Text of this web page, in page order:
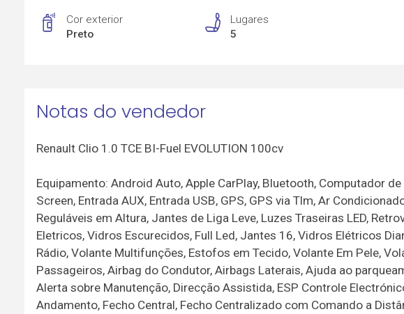
Cor exterior
Preto
Lugares
5
Notas do vendedor
Renault Clio 1.0 TCE BI-Fuel EVOLUTION 100cv
Equipamento: Android Auto, Apple CarPlay, Bluetooth, Computador
Screen, Entrada AUX, Entrada USB, GPS, GPS via Tlm, Ar
Reguláveis em Altura, Jantes de Liga Leve, Luzes Traseiras LED,
Eletricos, Vidros Escurecidos, Full Led, Jantes 16, Vidros Elétricos
Rádio, Volante Multifunções, Estofos em Tecido, Volante Em Pele,
Passageiros, Airbag do Condutor, Airbags Laterais, Ajuda ao
Alerta sobre Manutenção, Direcção Assistida, ESP Controle
Andamento, Fecho Central, Fecho Centralizado com Comando a